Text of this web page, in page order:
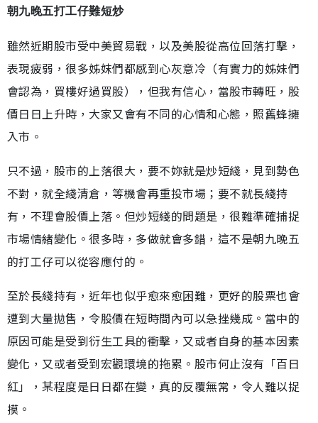
朝九晚五打工仔難短炒
雖然近期股市受中美貿易戰，以及美股從高位回落打擊，
表現疲弱，很多姊妺們都感到心灰意冷（有實力的姊妹們
會認為，買樓好過買股），但我有信心，當股市轉旺，股
價日日上升時，大家又會有不同的心情和心態，照舊蜂擁
入市。
只不過，股市的上落很大，要不妳就是炒短綫，見到勢色
不對，就全綫清倉，等機會再重投市場；要不就長綫持
有，不理會股價上落。但炒短綫的問題是，很難準確捕捉
市場情緒變化。很多時，多做就會多錯，這不是朝九晚五
的打工仔可以從容應付的。
至於長綫持有，近年也似乎愈來愈困難，更好的股票也會
遭到大量拋售，令股價在短時間內可以急挫幾成。當中的
原因可能是受到衍生工具的衝擊，又或者自身的基本因素
變化，又或者受到宏觀環境的拖累。股市何止沒有「百日
紅」，某程度是日日都在變，真的反覆無常，令人難以捉
摸。